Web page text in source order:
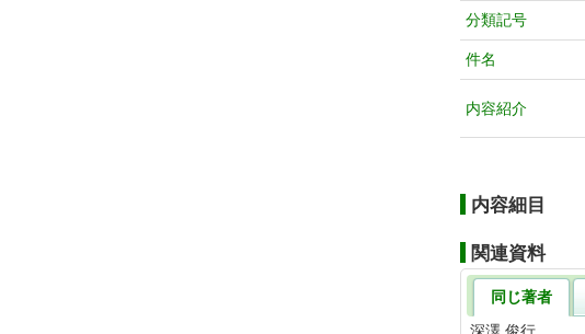
分類記号
件名
内容紹介
内容細目
関連資料
同じ著者